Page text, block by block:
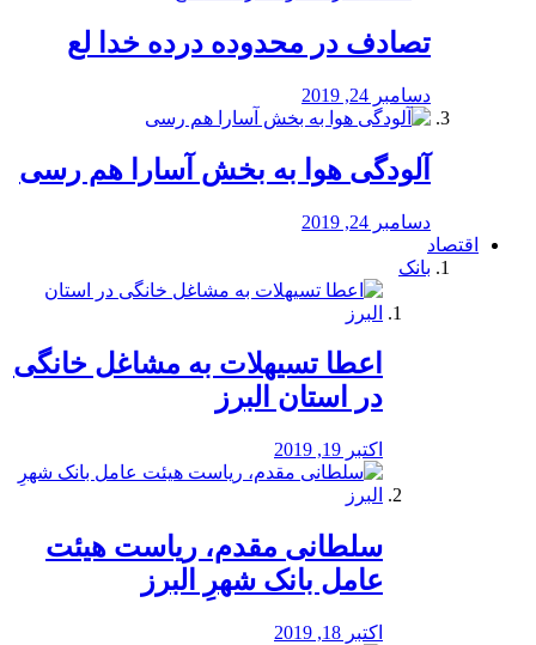
تصادف در محدوده درده خدا لع
دسامبر 24, 2019
آلودگی هوا به بخش آسارا هم رسی
دسامبر 24, 2019
اقتصاد
بانک
️اعطا تسیهلات به مشاغل خانگی
در استان البرز
اکتبر 19, 2019
سلطانی مقدم، ریاست هیئت
عامل بانک شهرِ البرز
اکتبر 18, 2019